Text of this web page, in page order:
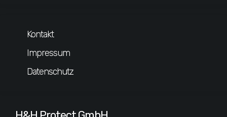
Kontakt
Impressum
Datenschutz